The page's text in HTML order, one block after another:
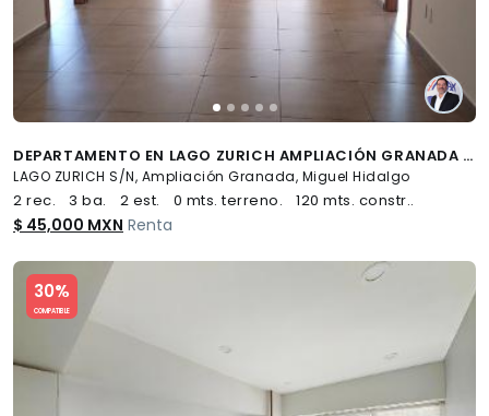
DEPARTAMENTO EN LAGO ZURICH AMPLIACIÓN GRANADA MIGUEL HIDALGO CDMX - (34)
LAGO ZURICH S/N, Ampliación Granada, Miguel Hidalgo
2 rec. 3 ba. 2 est. 0 mts. terreno. 120 mts. constr..
$ 45,000 MXN Renta
30%
COMPATIBLE
Slide 1 of 5